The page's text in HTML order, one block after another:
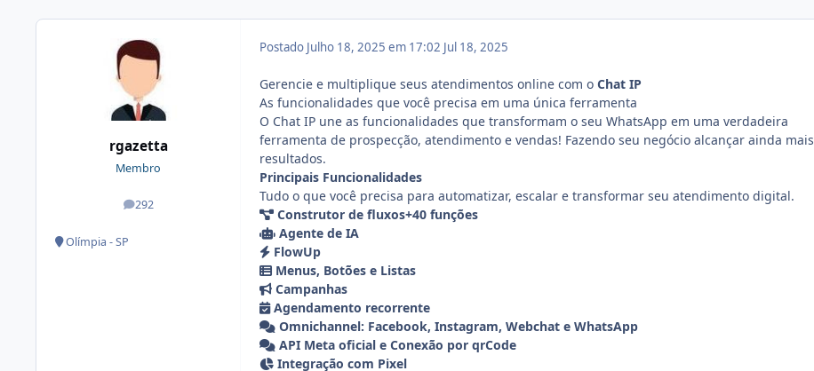
rgazetta
Membro
292
posts
Olímpia - SP
Postado Julho 18, 2025 em 17:02 Jul 18, 2025
Gerencie e multiplique seus atendimentos online com o Chat IP
As funcionalidades que você precisa em uma única ferramenta
O Chat IP une as funcionalidades que transformam o seu WhatsApp em uma verdadeira
ferramenta de prospecção, atendimento e vendas! Fazendo seu negócio alcançar ainda mais
resultados.
Principais Funcionalidades
Tudo o que você precisa para automatizar, escalar e transformar seu atendimento digital.
Construtor de fluxos+40 funções
Agente de IA
FlowUp
Menus, Botões e Listas
Campanhas
Agendamento recorrente
Omnichannel: Facebook, Instagram, Webchat e WhatsApp
API Meta oficial e Conexão por qrCode
Integração com Pixel